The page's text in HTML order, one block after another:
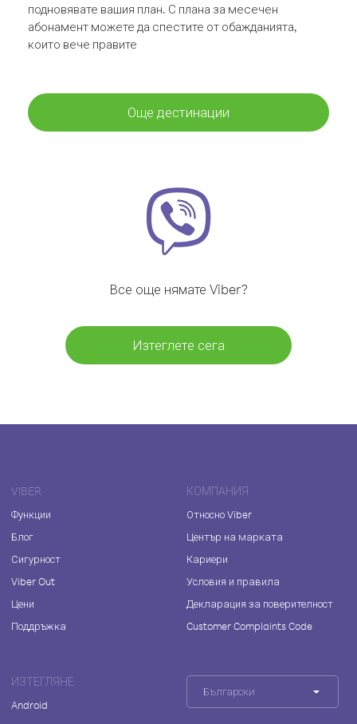
подновявате вашия план. С плана за месечен
абонамент можете да спестите от обажданията,
които вече правите
Още дестинации
Все още нямате Viber?
Изтеглете сега
VIBER
Функции
Блог
Сигурност
Viber Out
Цени
Поддръжка
КОМПАНИЯ
Относно Viber
Център на марката
Кариери
Условия и правила
Декларация за поверителност
Customer Complaints Code
ИЗТЕГЛЯНЕ
Android
Български